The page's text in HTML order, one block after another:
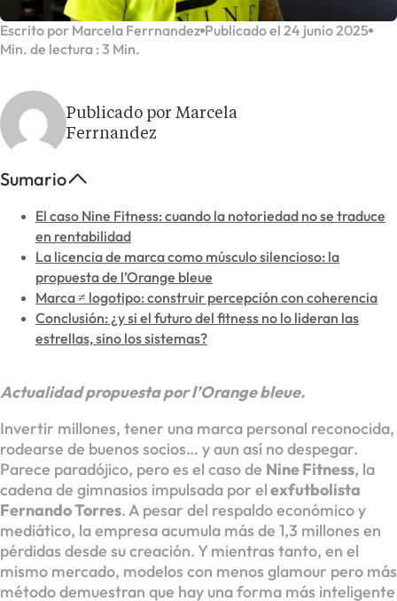
Escrito por Marcela Ferrnandez Publicado el 24 junio 2025
Min. de lectura : 3 Min.
Publicado por Marcela
Ferrnandez
Sumario
El caso Nine Fitness: cuando la notoriedad no se traduce
en rentabilidad
La licencia de marca como músculo silencioso: la
propuesta de l’Orange bleue
Marca ≠ logotipo: construir percepción con coherencia
Conclusión: ¿y si el futuro del fitness no lo lideran las
estrellas, sino los sistemas?
Actualidad propuesta por l’Orange bleue.
Invertir millones, tener una marca personal reconocida,
rodearse de buenos socios… y aun así no despegar.
Parece paradójico, pero es el caso de Nine Fitness, la
cadena de gimnasios impulsada por elexfutbolista
Fernando Torres. A pesar del respaldo económico y
mediático, la empresa acumula más de 1,3 millones en
pérdidas desde su creación. Y mientras tanto, en el
mismo mercado, modelos con menos glamour pero más
método demuestran que hay una forma más inteligente